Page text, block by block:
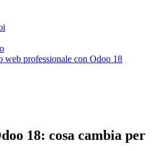
web professionale con Odoo 18
18: cosa cambia per